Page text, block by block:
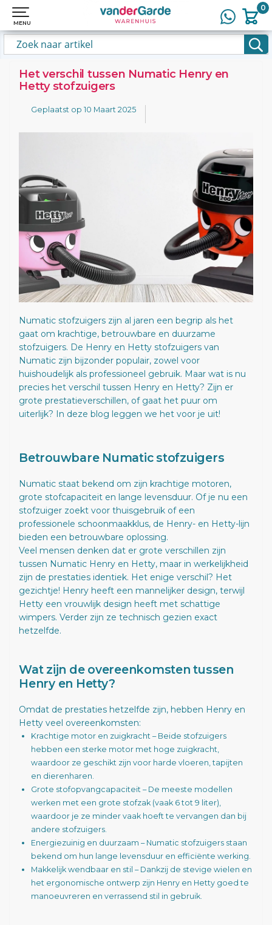
0
MENU
0
MENU
Het verschil tussen Numatic Henry en
Hetty stofzuigers
Geplaatst op 10 Maart 2025
Numatic stofzuigers zijn al jaren een begrip als het
gaat om krachtige, betrouwbare en duurzame
stofzuigers. De Henry en Hetty stofzuigers van
Numatic zijn bijzonder populair, zowel voor
huishoudelijk als professioneel gebruik. Maar wat is nu
precies het verschil tussen Henry en Hetty? Zijn er
grote prestatieverschillen, of gaat het puur om
uiterlijk? In deze blog leggen we het voor je uit!
Betrouwbare Numatic stofzuigers
Numatic staat bekend om zijn krachtige motoren,
grote stofcapaciteit en lange levensduur. Of je nu een
stofzuiger zoekt voor thuisgebruik of een
professionele schoonmaakklus, de Henry- en Hetty-lijn
bieden een betrouwbare oplossing.
Veel mensen denken dat er grote verschillen zijn
tussen Numatic Henry en Hetty, maar in werkelijkheid
zijn de prestaties identiek. Het enige verschil? Het
gezichtje! Henry heeft een mannelijker design, terwijl
Hetty een vrouwlijk design heeft met schattige
wimpers. Verder zijn ze technisch gezien exact
hetzelfde.
Wat zijn de overeenkomsten tussen
Henry en Hetty?
Omdat de prestaties hetzelfde zijn, hebben Henry en
Hetty veel overeenkomsten:
Krachtige motor en zuigkracht – Beide stofzuigers
hebben een sterke motor met hoge zuigkracht,
waardoor ze geschikt zijn voor harde vloeren, tapijten
en dierenharen.
Grote stofopvangcapaciteit – De meeste modellen
werken met een grote stofzak (vaak 6 tot 9 liter),
waardoor je ze minder vaak hoeft te vervangen dan bij
andere stofzuigers.
Energiezuinig en duurzaam – Numatic stofzuigers staan
bekend om hun lange levensduur en efficiënte werking.
Makkelijk wendbaar en stil – Dankzij de stevige wielen en
het ergonomische ontwerp zijn Henry en Hetty goed te
manoeuvreren en verrassend stil in gebruik.